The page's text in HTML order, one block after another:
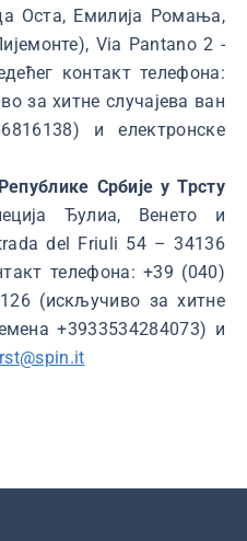
Оста, Емилија Ромања,
Via Pantano 2 -
контакт телефона:
за хитне случајева ван
и електронске
Србије у Трсту
Ђулиа, Венето и
del Friuli 54 – 34136
телефона: +39 (040)
(искључиво за хитне
+3933534284073) и